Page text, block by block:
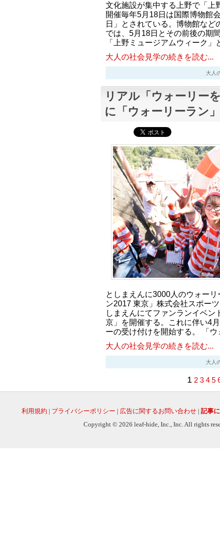
文化施設が集中する上野で「上
開催毎年5月18日は国際博物館
日」とされている。博物館など
では、5月18日とその前後の期
「上野ミュージアムウィーク
大人の社会見学の続きを読む...
大人
リアル「ウォーリー
に「ウォーリーラン
としまえんに3000人のウォー
ン2017 東京」株式会社スポー
しまえんにてファンランイベン
京」を開催する。これに伴い4
ーの受け付けを開始する。 「
大人の社会見学の続きを読む...
大人
1 2 3 4 5
利用規約 | プライバシーポリシー | 広告に関するお問い合わせ | 記事
Copyright © 2026 leaf-hide, Inc., Inc. All rights